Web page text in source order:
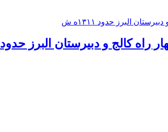
كالج و دبيرستان البرز حدود ۱۳۱۱ه ش